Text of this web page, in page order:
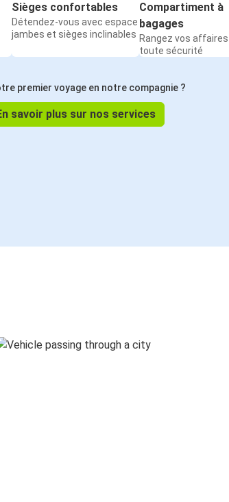
Sièges confortables
Détendez-vous avec espace
jambes et sièges inclinables
Compartiment à
bagages
Rangez vos affaires
toute sécurité
premier voyage en notre compagnie ?
savoir plus sur nos services